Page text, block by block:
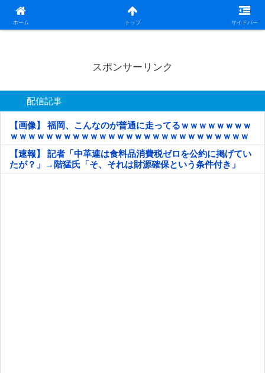
ホーム トップ サイドバー
日本第一！ニュース録
スポンサーリンク
配信記事
【画像】 福岡、こんなのが普通に走ってるｗｗｗｗｗｗｗｗ
ｗｗｗｗｗｗｗｗｗｗｗｗｗｗｗｗｗｗｗｗｗｗｗｗｗｗｗ
ｗｗｗｗｗ
【速報】 記者「中革連は食料品消費税ゼロを公約に掲げてい
たが？」→階猛氏「そ、それは財源確保という条件付き」